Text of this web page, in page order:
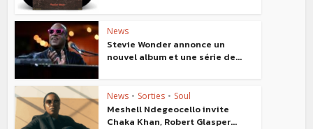
News
Stevie Wonder annonce un
nouvel album et une série de...
News • Sorties • Soul
Meshell Ndegeocello invite
Chaka Khan, Robert Glasper...